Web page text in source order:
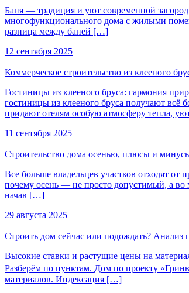
Баня — традиция и уют современной
многофункционального дома с жилыми
разница между баней […]
12 сентября 2025
Коммерческое строительство из клееного
Гостиницы из клееного бруса: гармония
гостиницы из клееного бруса получают всё
придают отелям особую атмосферу тепла,
11 сентября 2025
Строительство дома осенью, плюсы и
Все больше владельцев участков отходят
почему осень — не просто допустимый, а во
начав […]
29 августа 2025
Строить дом сейчас или подождать? Анализ
Высокие ставки и растущие цены на
Разберём по пунктам. Дом по проекту
материалов. Индексация […]